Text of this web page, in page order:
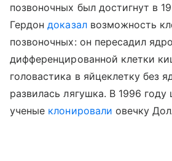
позвоночных был достигнут в
Гердондоказал возможность
позвоночных: он пересадил ядро
дифференцированной клетки
головастика в яйцеклетку без
развилась лягушка. В 1996 году
ученые клонировали овечку